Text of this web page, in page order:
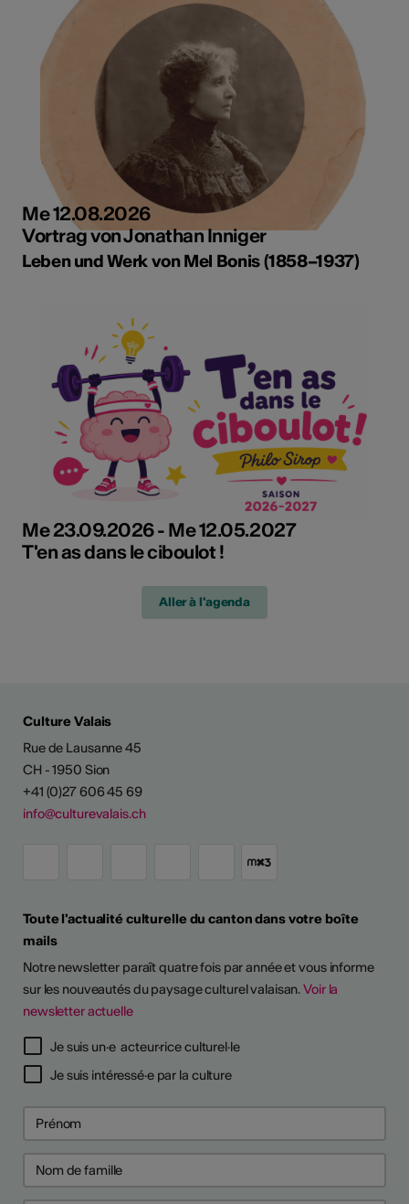
Me 12.08.2026
Vortrag von Jonathan Inniger
Leben und Werk von Mel Bonis (1858–1937)
Me 23.09.2026 - Me 12.05.2027
T'en as dans le ciboulot !
Aller à l'agenda
Culture Valais
Rue de Lausanne 45
CH - 1950 Sion
+41 (0)27 606 45 69
info@culturevalais.ch
Toute l'actualité culturelle du canton dans votre boîte
mails
Notre newsletter paraît quatre fois par année et vous informe
sur les nouveautés du paysage culturel valaisan.Voir la
newsletter actuelle
Je suis un·e acteur·rice culturel·le
Je suis intéressé·e par la culture